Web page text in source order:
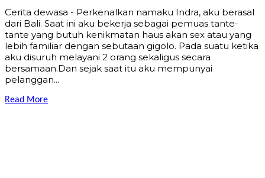
Cerita dewasa - Perkenalkan namaku Indra, aku berasal
dari Bali. Saat ini aku bekerja sebagai pemuas tante-
tante yang butuh kenikmatan haus akan sex atau yang
lebih familiar dengan sebutaan gigolo. Pada suatu ketika
aku disuruh melayani 2 orang sekaligus secara
bersamaan.Dan sejak saat itu aku mempunyai
pelanggan...
Read More